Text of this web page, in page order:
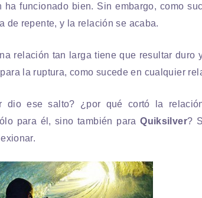
funcionado bien. Sin embargo, como
de repente, y la relación se acaba.
relación tan larga tiene que resultar duro
la ruptura, como sucede en cualquier
dio ese salto? ¿por qué cortó la
para él, sino también paraQuiksilver?